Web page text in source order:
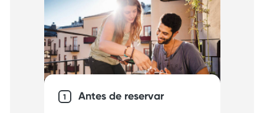
1 Antes de reservar